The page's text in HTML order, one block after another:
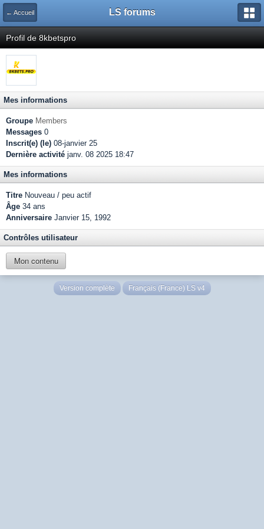
← Accueil LS forums
Profil de 8kbetspro
Mes informations
Groupe Members
Messages 0
Inscrit(e) (le) 08-janvier 25
Dernière activité janv. 08 2025 18:47
Mes informations
Titre Nouveau / peu actif
Âge 34 ans
Anniversaire Janvier 15, 1992
Contrôles utilisateur
Mon contenu
Version complète Français (France) LS v4